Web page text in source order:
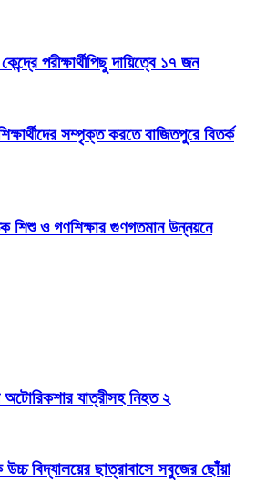
পরীক্ষার্থীপিছু দায়িত্বে ১৭ জন
সম্পৃক্ত করতে বাজিতপুরে বিতর্ক
শিশু ও গণশিক্ষার গুণগতমান উন্নয়নে
অটোরিকশার যাত্রীসহ নিহত ২
বিদ্যালয়ের ছাত্রাবাসে সবুজের ছোঁয়া